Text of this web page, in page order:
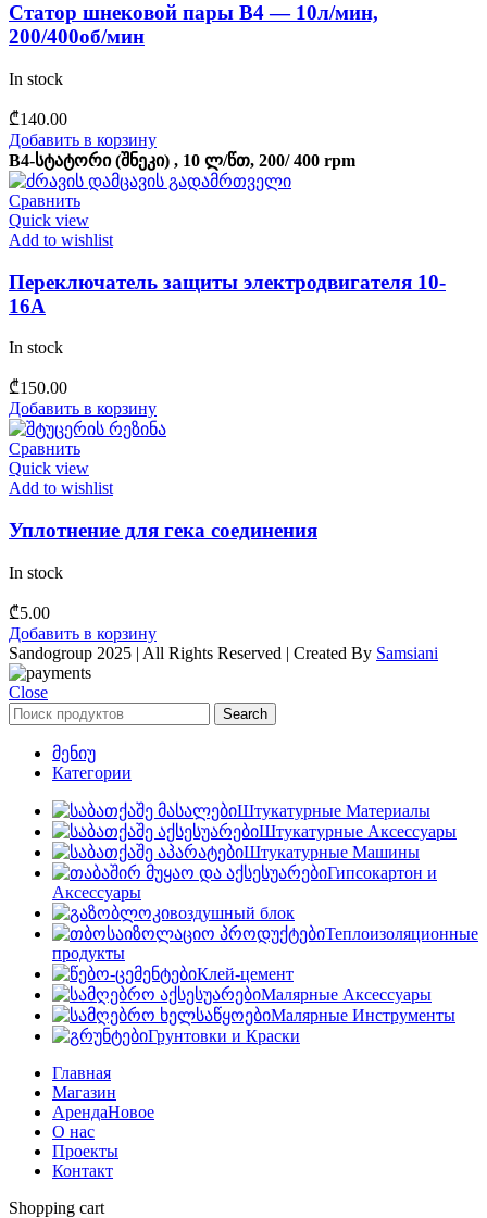
Статор шнековой пары B4 — 10л/мин,
200/400об/мин
In stock
₾140.00
Добавить в корзину
B4-სტატორი (შნეკი) , 10 ლ/წთ, 200/ 400 rpm
Сравнить
Quick view
Add to wishlist
Переключатель защиты электродвигателя 10-
16А
In stock
₾150.00
Добавить в корзину
Сравнить
Quick view
Add to wishlist
Уплотнение для гека соединения
In stock
₾5.00
Добавить в корзину
Sandogroup 2025 | All Rights Reserved | Created By Samsiani
Close
Search
მენიუ
Категории
Штукатурные Материалы
Штукатурные Аксессуары
Штукатурные Машины
Гипсокартон и
Аксессуары
воздушный блок
Теплоизоляционные
продукты
Клей-цемент
Малярные Аксессуары
Малярные Инструменты
Грунтовки и Краски
Главная
Магазин
АрендаНовое
О нас
Проекты
Контакт
Shopping cart